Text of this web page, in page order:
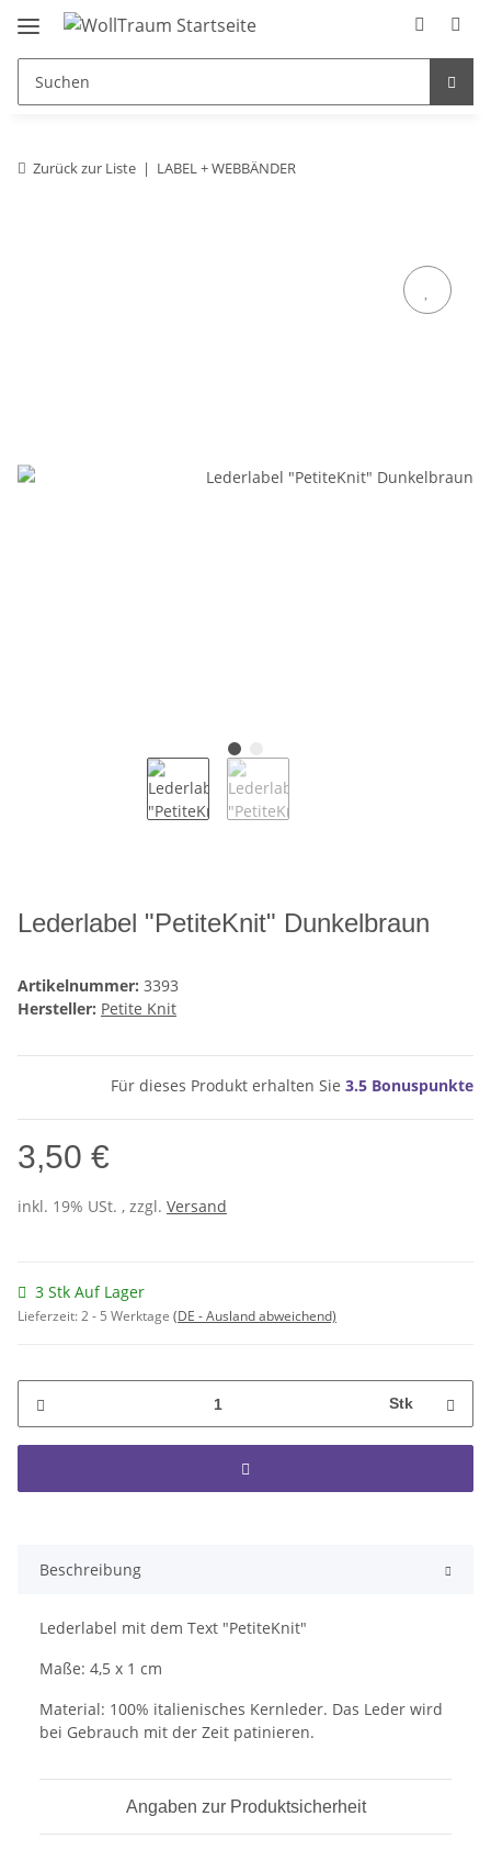
Zurück zur Liste LABEL + WEBBÄNDER
Lederlabel "PetiteKnit" Dunkelbraun
Artikelnummer: 3393
Hersteller: Petite Knit
Für dieses Produkt erhalten Sie 3.5 Bonuspunkte
3,50 €
inkl. 19% USt. , zzgl. Versand
3 Stk Auf Lager
Lieferzeit:2 - 5 Werktage (DE - Ausland abweichend)
Stk
Beschreibung
Lederlabel mit dem Text "PetiteKnit"
Maße: 4,5 x 1 cm
Material: 100% italienisches Kernleder. Das Leder wird
bei Gebrauch mit der Zeit patinieren.
Angaben zur Produktsicherheit